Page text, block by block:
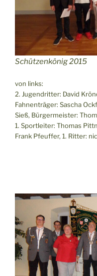
Schützenkönig 2015
von links:
2. Jugendritter: David
Fahnenträger: Sascha
Sieß, Bürgermeister:
1. Sportleiter: Thomas
Frank Pfeuffer, 1. Ritter: